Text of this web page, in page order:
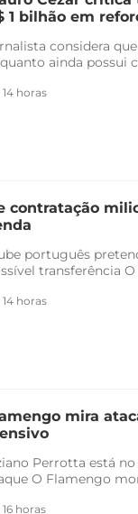
1 bilhão em
considera
ainda possui
14 horas
contratação
português
transferência
14 horas
mira
Perrotta está
O Flamengo
16 horas